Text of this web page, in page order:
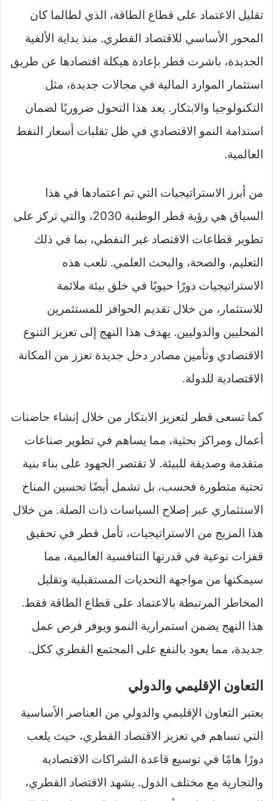
تقليل الاعتماد على قطاع الطاقة، الذي لطالما كان
المحور الأساسي للاقتصاد القطري. منذ بداية الألفية
الجديدة، باشرت قطر بإعادة هيكلة اقتصادها عن طريق
استثمار الموارد المالية في مجالات جديدة، مثل
التكنولوجيا والابتكار. يعد هذا التحول ضروريًا لضمان
استدامة النمو الاقتصادي في ظل تقلبات أسعار النفط
العالمية.
من أبرز الاستراتيجيات التي تم اعتمادها في هذا
السياق هي رؤية قطر الوطنية 2030، والتي تركز على
تطوير قطاعات الاقتصاد غير النفطي، بما في ذلك
التعليم، والصحة، والبحث العلمي. تلعب هذه
الاستراتيجيات دورًا حيويًا في خلق بيئة ملائمة
للاستثمار، من خلال تقديم الحوافز للمستثمرين
المحليين والدوليين. يهدف هذا النهج إلى تعزيز التنوع
الاقتصادي وتأمين مصادر دخل جديدة تعزز من المكانة
الاقتصادية للدولة.
كما تسعى قطر لتعزيز الابتكار من خلال إنشاء حاضنات
أعمال ومراكز بحثية، مما يساهم في تطوير صناعات
متقدمة وصديقة للبيئة. لا تقتصر الجهود على بناء بنية
تحتية متطورة فحسب، بل تشمل أيضًا تحسين المناخ
الاستثماري عبر إصلاح السياسات ذات الصلة. من خلال
هذا المزيج من الاستراتيجيات، تأمل قطر في تحقيق
قفزات نوعية في قدرتها التنافسية العالمية، مما
سيمكنها من مواجهة التحديات المستقبلية وتقليل
المخاطر المرتبطة بالاعتماد على قطاع الطاقة فقط.
هذا النهج يضمن استمرارية النمو ويوفر فرص عمل
جديدة، مما يعود بالنفع على المجتمع القطري ككل.
التعاون الإقليمي والدولي
يعتبر التعاون الإقليمي والدولي من العناصر الأساسية
التي تساهم في تعزيز الاقتصاد القطري، حيث يلعب
دورًا هامًا في توسيع قاعدة الشراكات الاقتصادية
والتجارية مع مختلف الدول. يشهد الاقتصاد القطري،